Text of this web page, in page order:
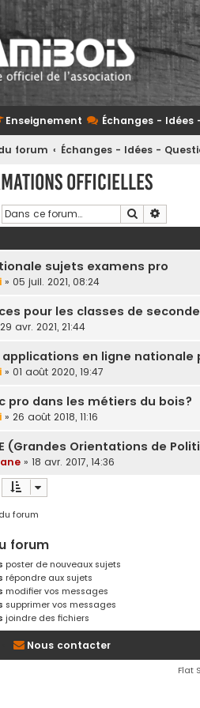
Enseignement Échanges - Idées
forum Échanges - Idées -
officielles
Rechercher
sujets examens pro
» 05 juil. 2021, 08:24
pour les classes de
avr. 2021, 21:44
en ligne nationale
» 01 août 2020, 19:47
pro dans les métiers du bois?
» 26 août 2018, 11:16
(Grandes Orientations de
» 18 avr. 2017, 14:36
forum
forum
poster de nouveaux sujets
répondre aux sujets
modifier vos messages
supprimer vos messages
joindre des fichiers
Nous contacter
Flat